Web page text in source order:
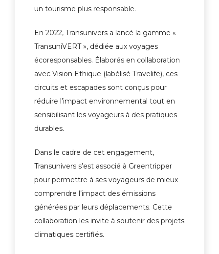
un tourisme plus responsable.
En 2022, Transunivers a lancé la gamme «
TransuniVERT », dédiée aux voyages
écoresponsables. Élaborés en collaboration
avec Vision Ethique (labélisé Travelife), ces
circuits et escapades sont conçus pour
réduire l’impact environnemental tout en
sensibilisant les voyageurs à des pratiques
durables.
Dans le cadre de cet engagement,
Transunivers s’est associé à Greentripper
pour permettre à ses voyageurs de mieux
comprendre l’impact des émissions
générées par leurs déplacements. Cette
collaboration les invite à soutenir des projets
climatiques certifiés.